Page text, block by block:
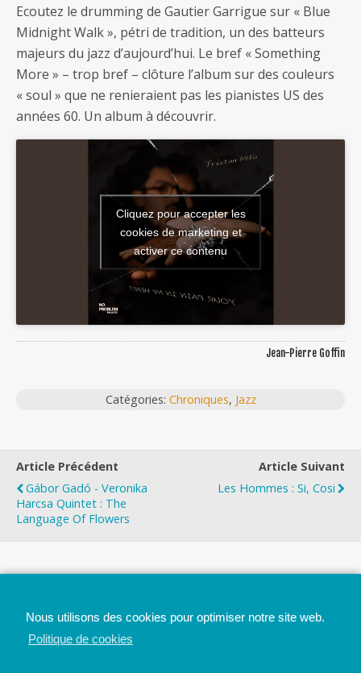
Ecoutez le drumming de Gautier Garrigue sur « Blue
Midnight Walk », pétri de tradition, un des batteurs
majeurs du jazz d’aujourd’hui. Le bref « Something
More » – trop bref – clôture l’album sur des couleurs
« soul » que ne renieraient pas les pianistes US des
années 60. Un album à découvrir.
Cliquez pour accepter les
cookies de marketing et
activer ce contenu
Jean-Pierre Goffin
Catégories: Chroniques, Jazz
Article Précédent
Gábor Gadó - Veronika
Harcsa Quintet : The
Language Of Flowers
Article Suivant
Les Hommes : Si, Cosi
Nous utilisons des cookies pour optimiser notre site web.
Politique de cookies